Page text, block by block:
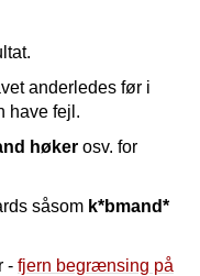
anderledes før i
have fejl.
høker osv. for
såsom k*bmand*
- fjern begrænsing på